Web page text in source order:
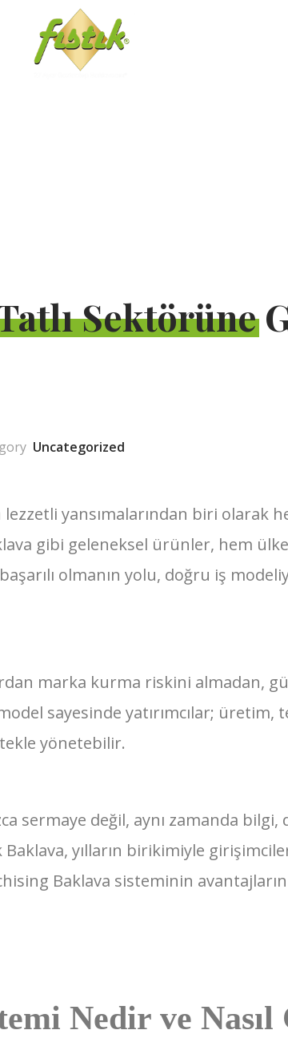
Sektörüne
Uncategorized
yansımalarından biri olarak
gibi geleneksel ürünler, hem
olmanın yolu, doğru iş
marka kurma riskini almadan,
sayesinde yatırımcılar; üretim,
yönetebilir.
sermaye değil, aynı zamanda
yılların birikimiyle
Baklava sisteminin
Nedir ve Nasıl